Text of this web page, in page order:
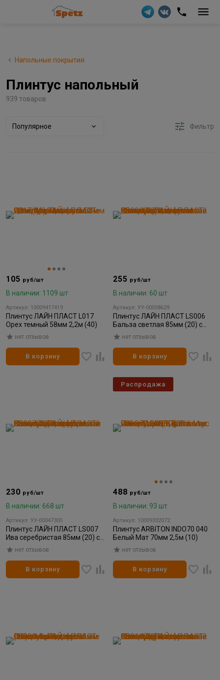
Напольные покрытия
Плинтус напольный
939 товаров
Популярное Фильтр
105 руб/шт
В наличии: 1109 шт
Артикул: 10009417419
Плинтус ЛАЙН ПЛАСТ L017
Орех темный 58мм 2,2м (40)
нет отзывов
В корзину
255 руб/шт
В наличии: 60 шт
Артикул: УУ-00058629
Плинтус ЛАЙН ПЛАСТ LS006
Бальза светлая 85мм (20) с
монтажной планкой
нет отзывов
В корзину
230 руб/шт
В наличии: 668 шт
Артикул: УУ-00047300
Плинтус ЛАЙН ПЛАСТ LS007
Ива серебристая 85мм (20) с
монтажной планкой
нет отзывов
В корзину
488 руб/шт
В наличии: 93 шт
Артикул: 10009332072
Плинтус ARBITON INDO70 040
Белый Мат 70мм 2,5м (10)
нет отзывов
В корзину
Распродажа